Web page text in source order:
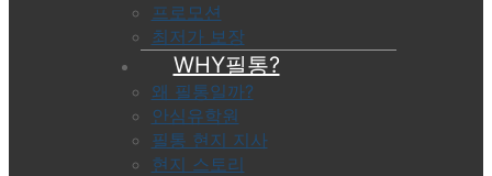
프로모션
최저가 보장
WHY필통?
왜 필통일까?
안심유학원
필통 현지 지사
현지 스토리